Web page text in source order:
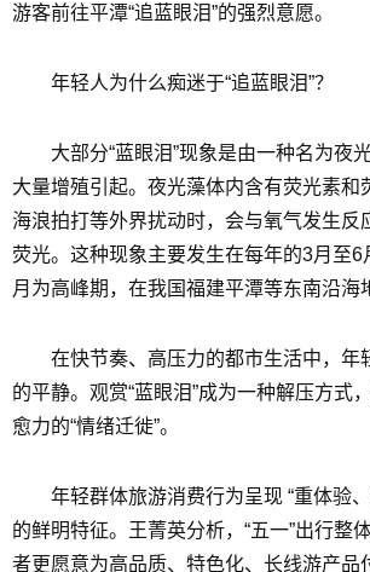
游客前往平潭“追蓝眼泪”的强烈意愿。
年轻人为什么痴迷于“追蓝眼泪”？
大部分“蓝眼泪”现象是由一种名为夜
大量增殖引起。夜光藻体内含有荧光素和
海浪拍打等外界扰动时，会与氧气发生反
荧光。这种现象主要发生在每年的3月至
月为高峰期，在我国福建平潭等东南沿海
在快节奏、高压力的都市生活中，年
的平静。观赏“蓝眼泪”成为一种解压方式
愈力的“情绪迁徙”。
年轻群体旅游消费行为呈现 “重体验
的鲜明特征。王菁英分析，“五一”出行整
者更愿意为高品质、特色化、长线游产品